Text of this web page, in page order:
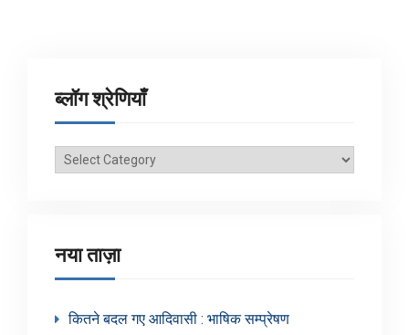
ब्लॉग श्रेणियाँ
ब्लॉग
नया ताज़ा
कितने बदल गए आदिवासी : भाषिक सम्प्रेषण